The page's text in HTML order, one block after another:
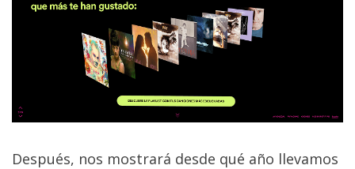
informática,
comparativas,
Informático
derechos
Después, nos mostrará desde qué año llevamos